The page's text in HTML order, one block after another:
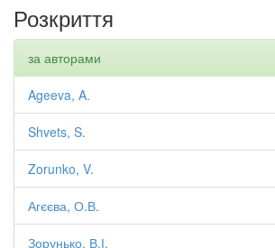
Розкриття
за авторами
Ageeva, A.
Shvets, S.
Zorunko, V.
Агєєва, О.В.
Зорунько, В.І.